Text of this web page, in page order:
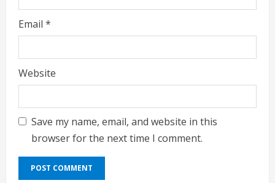
Email *
Website
Save my name, email, and website in this
browser for the next time I comment.